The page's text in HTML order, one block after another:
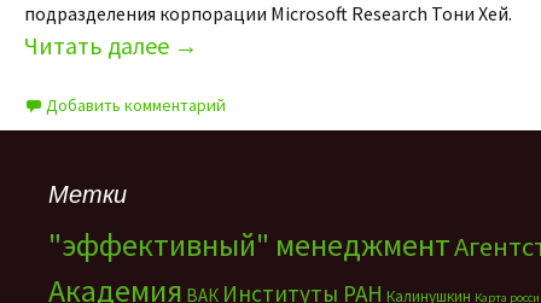
подразделения корпорации Microsoft Research Тони Хей.
Читать далее →
Добавить комментарий
Метки
"эффективный" менеджмент
Академия ВАК Институты РАН Калинушкин Карта